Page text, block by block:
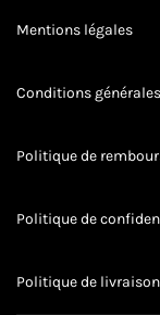
Mentions légales
Conditions générales
Politique de
Politique de
Politique de livraison